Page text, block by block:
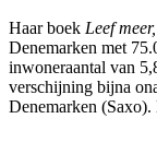
Haar boek Leef
Denemarken met
inwoneraantal van
verschijning bijna
Denemarken